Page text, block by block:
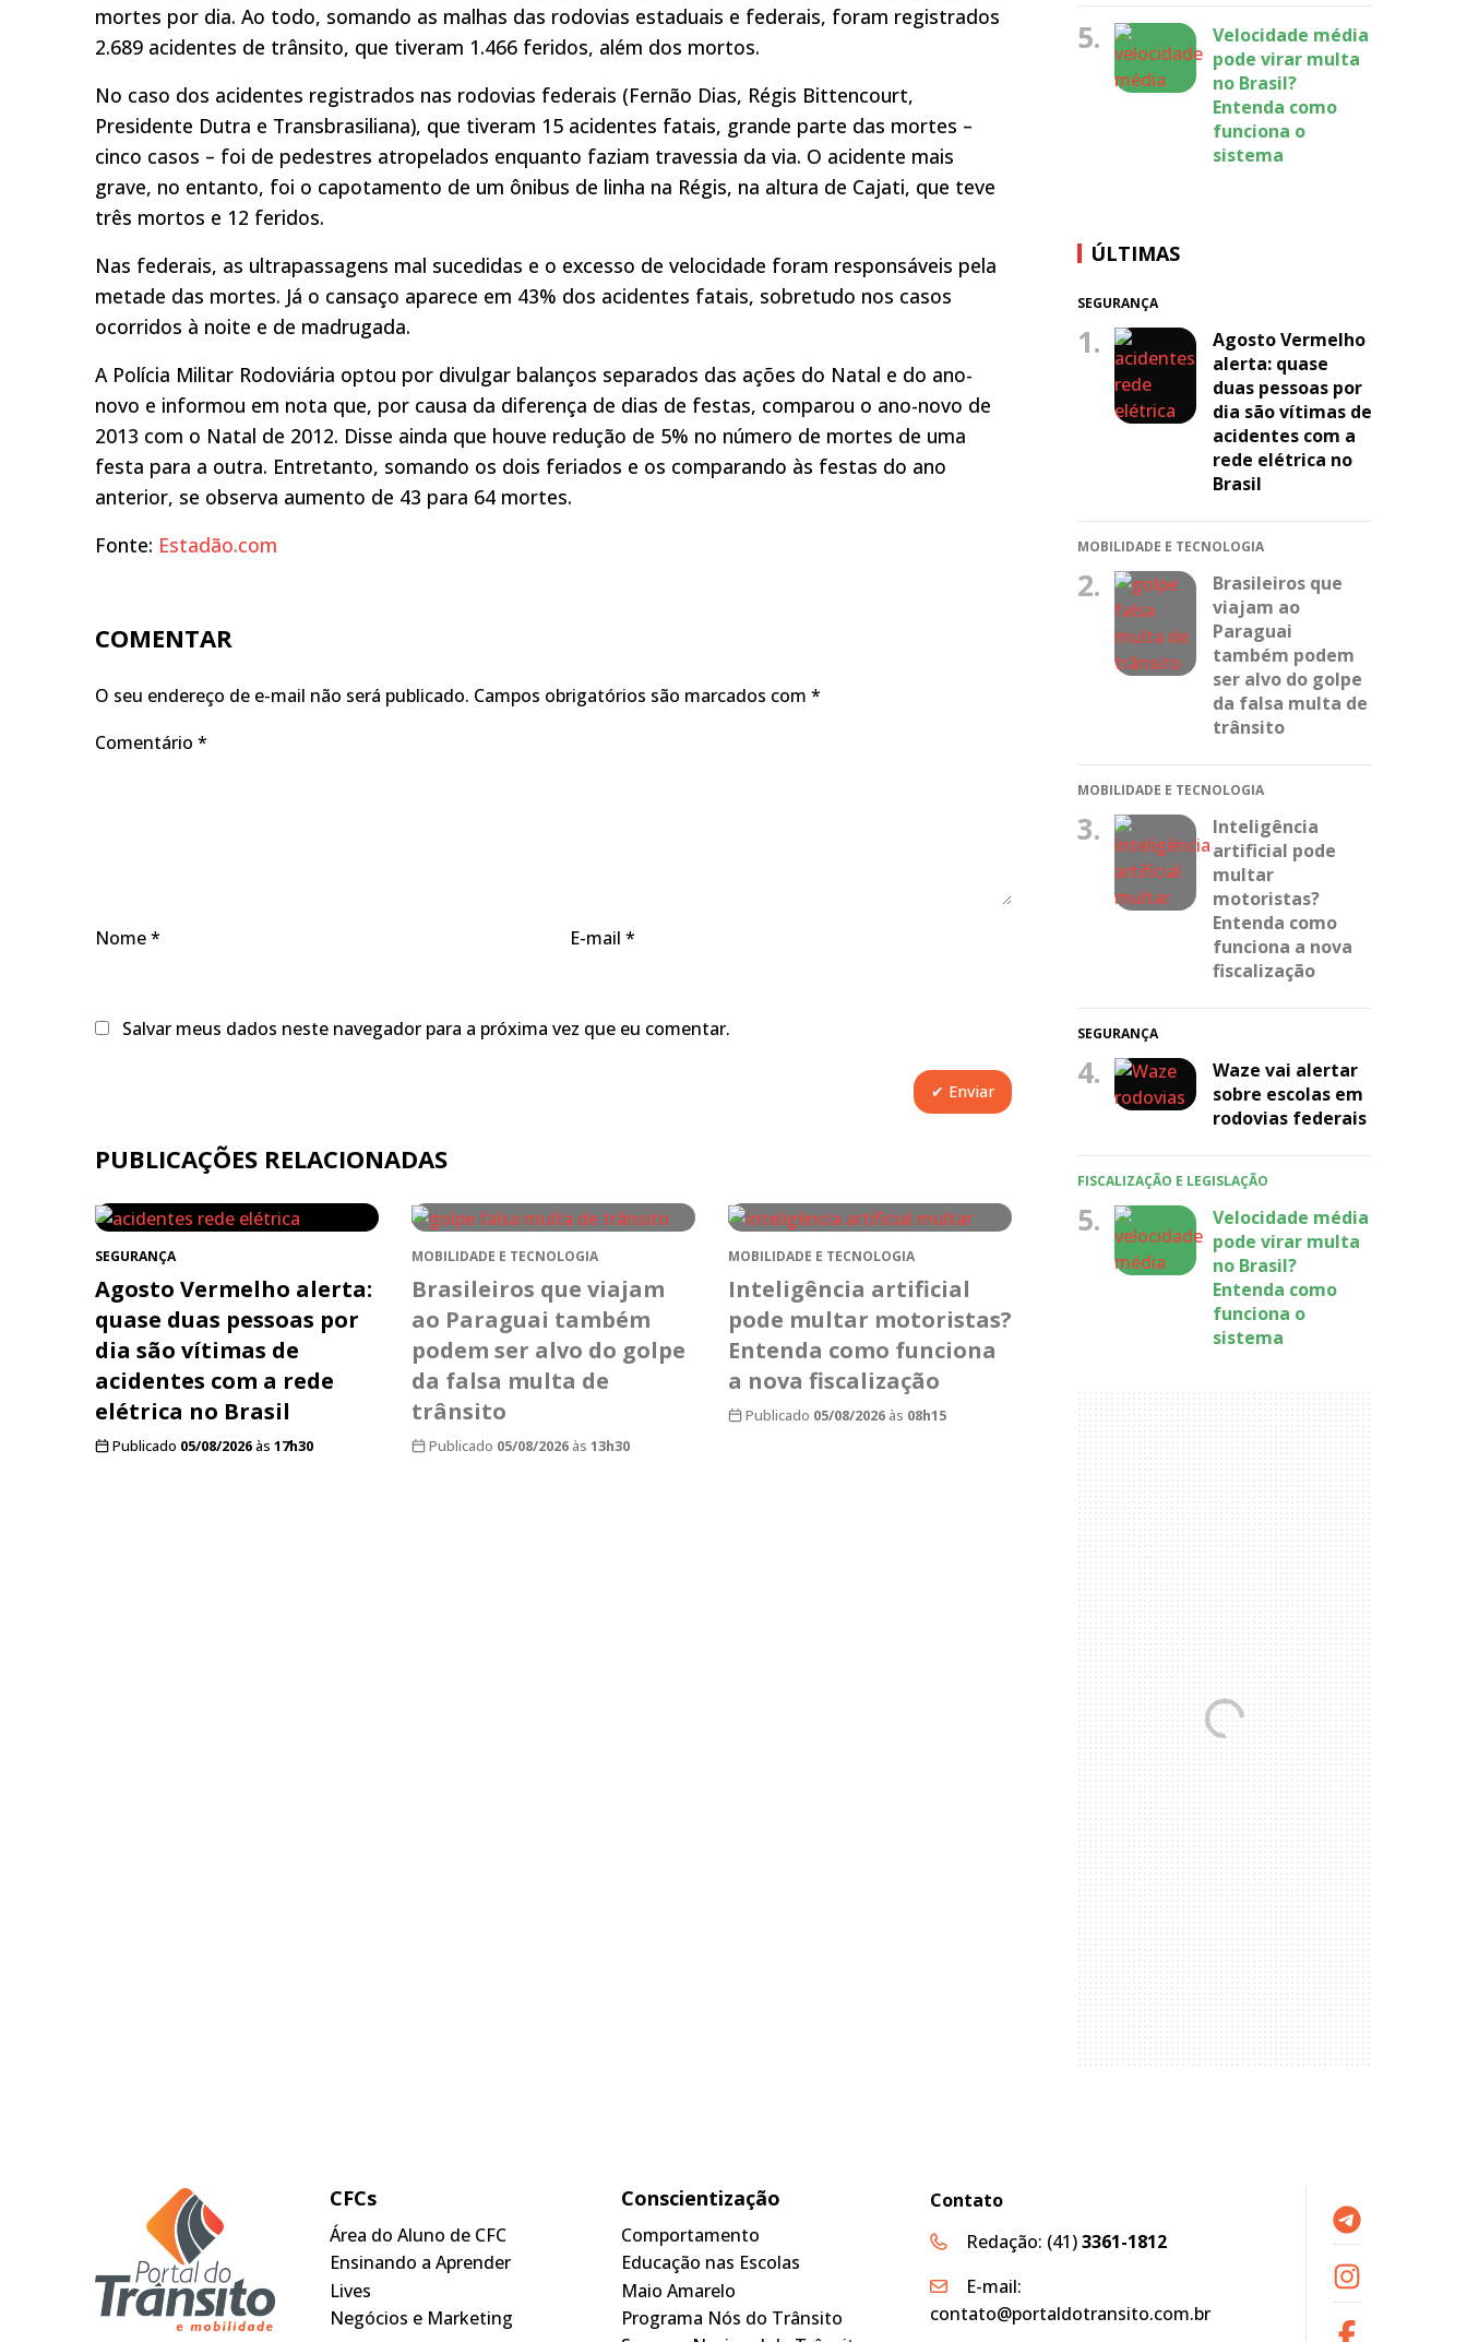
mortes por dia. Ao todo, somando as malhas das rodovias estaduais e federais, foram registrados
2.689 acidentes de trânsito, que tiveram 1.466 feridos, além dos mortos.
No caso dos acidentes registrados nas rodovias federais (Fernão Dias, Régis Bittencourt,
Presidente Dutra e Transbrasiliana), que tiveram 15 acidentes fatais, grande parte das mortes –
cinco casos – foi de pedestres atropelados enquanto faziam travessia da via. O acidente mais
grave, no entanto, foi o capotamento de um ônibus de linha na Régis, na altura de Cajati, que teve
três mortos e 12 feridos.
Nas federais, as ultrapassagens mal sucedidas e o excesso de velocidade foram responsáveis pela
metade das mortes. Já o cansaço aparece em 43% dos acidentes fatais, sobretudo nos casos
ocorridos à noite e de madrugada.
A Polícia Militar Rodoviária optou por divulgar balanços separados das ações do Natal e do ano-
novo e informou em nota que, por causa da diferença de dias de festas, comparou o ano-novo de
2013 com o Natal de 2012. Disse ainda que houve redução de 5% no número de mortes de uma
festa para a outra. Entretanto, somando os dois feriados e os comparando às festas do ano
anterior, se observa aumento de 43 para 64 mortes.
Fonte: Estadão.com
COMENTAR
O seu endereço de e-mail não será publicado. Campos obrigatórios são marcados com *
Comentário *
Nome* E-mail *
Salvar meus dados neste navegador para a próxima vez que eu comentar.
PUBLICAÇÕES RELACIONADAS
SEGURANÇA
Agosto Vermelho alerta:
quase duas pessoas por
dia são vítimas de
acidentes com a rede
elétrica no Brasil
Publicado 05/08/2026às 17h30
MOBILIDADE E TECNOLOGIA
Brasileiros que viajam
ao Paraguai também
podem ser alvo do golpe
da falsa multa de
trânsito
Publicado 05/08/2026às 13h30
MOBILIDADE E TECNOLOGIA
Inteligência artificial
pode multar motoristas?
Entenda como funciona
a nova fiscalização
Publicado 05/08/2026às 08h15
5.
Velocidade média
pode virar multa
no Brasil?
Entenda como
funciona o
sistema
ÚLTIMAS
SEGURANÇA
1.
Agosto Vermelho
alerta: quase
duas pessoas por
dia são vítimas de
acidentes com a
rede elétrica no
Brasil
MOBILIDADE E TECNOLOGIA
2.
Brasileiros que
viajam ao
Paraguai
também podem
ser alvo do golpe
da falsa multa de
trânsito
MOBILIDADE E TECNOLOGIA
3.
Inteligência
artificial pode
multar
motoristas?
Entenda como
funciona a nova
fiscalização
SEGURANÇA
4.
Waze vai alertar
sobre escolas em
rodovias federais
FISCALIZAÇÃO E LEGISLAÇÃO
5.
Velocidade média
pode virar multa
no Brasil?
Entenda como
funciona o
sistema
CFCs
Área do Aluno de CFC
Ensinando a Aprender
Lives
Negócios e Marketing
Conscientização
Comportamento
Educação nas Escolas
Maio Amarelo
Programa Nós do Trânsito
Contato
Redação: (41)3361-1812
E-mail:
contato@portaldotransito.com.br